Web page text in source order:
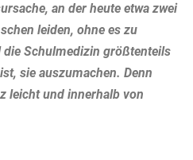
an der heute etwa zwei
leiden, ohne es zu
die Schulmedizin größtenteils
sie auszumachen. Denn
leicht und innerhalb von